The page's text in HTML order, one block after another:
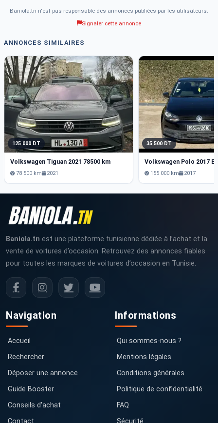
Baniola.tn n'est pas responsable des annonces publiées par les utilisateurs.
Signaler cette annonce
ANNONCES SIMILAIRES
125 000 DT
Volkswagen Tiguan 2021 78500 km
78 500 km 2021
35 500 DT
155 000 km 2017
Baniola.tn est une plateforme tunisienne dédiée à l’achat et la
vente de voitures d’occasion. Retrouvez des annonces fiables
pour toutes les marques de voitures d’occasion en Tunisie.
Navigation
Accueil
Rechercher
Déposer une annonce
Guide Booster
Conseils d'achat
Informations
Qui sommes-nous ?
Mentions légales
Conditions générales
Politique de confidentialité
FAQ